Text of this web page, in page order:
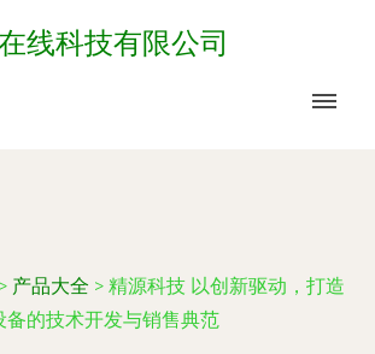
线科技有限公司
> 产品大全 > 精源科技 以创新驱动，打造
备的技术开发与销售典范